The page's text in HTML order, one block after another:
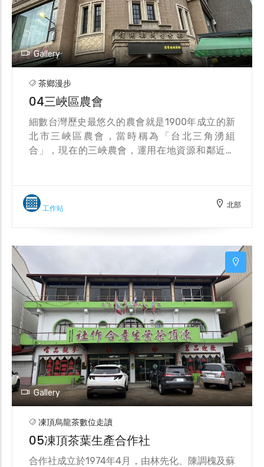
Gallery
茶鄉漫步
04三峽區農會
細數台灣歷史最悠久的農會就是1900年成立的新
北市三峽區農會，當時稱為「台北三角湧組
合」，現在的三峽農會，運用在地資源和鄰近台
端的年輕人距離；並開設別具一格的鮮農直賣
所，百年農會開拓出嶄新又迎合時勢的新格局。
工作站 北部
Gallery
凍頂烏龍茶數位走讀
05凍頂茶葉生產合作社
合作社成立於1974年4月，由林先化、陳調槐及蘇